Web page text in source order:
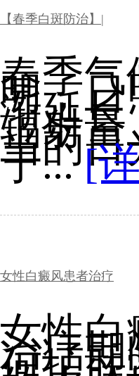
【春季白斑防治】|
春季气
明，日
渐延长
辐射量
当的日
于...[
女性白癜风患者治疗
女性白
治疗期